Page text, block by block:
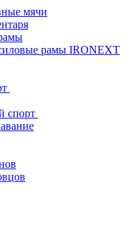
мячи
рамы IRONEXT
спорт